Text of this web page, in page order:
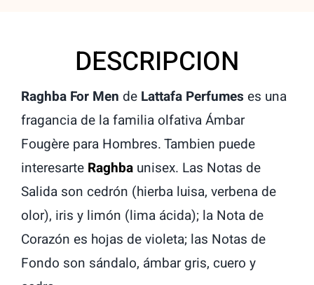
DESCRIPCION
Raghba For Men de Lattafa Perfumes es una
fragancia de la familia olfativa Ámbar
Fougère para Hombres. Tambien puede
interesarte Raghbaunisex. Las Notas de
Salida son cedrón (hierba luisa, verbena de
olor), iris y limón (lima ácida); la Nota de
Corazón es hojas de violeta; las Notas de
Fondo son sándalo, ámbar gris, cuero y